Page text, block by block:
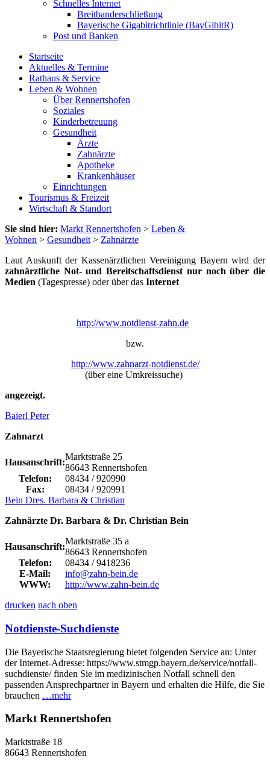
Schnelles Internet
Breitbanderschließung
Bayerische Gigabitrichtlinie (BayGibitR)
Post und Banken
Startseite
Aktuelles & Termine
Rathaus & Service
Leben & Wohnen
Über Rennertshofen
Soziales
Kinderbetreuung
Gesundheit
Ärzte
Zahnärzte
Apotheke
Krankenhäuser
Einrichtungen
Tourismus & Freizeit
Wirtschaft & Standort
Sie sind hier: Markt Rennertshofen > Leben &
Wohnen > Gesundheit > Zahnärzte
Laut Auskunft der Kassenärztlichen Vereinigung Bayern wird der
zahnärztliche Not- und Bereitschaftsdienst nur noch über die
Medien (Tagespresse) oder über das Internet
http://www.notdienst-zahn.de
bzw.
http://www.zahnarzt-notdienst.de/
(über eine Umkreissuche)
angezeigt.
Baierl Peter
Zahnarzt
Hausanschrift:
Marktstraße 25
86643 Rennertshofen
Telefon:
08434 / 920990
Fax:
08434 / 920991
Bein Dres. Barbara & Christian
Zahnärzte Dr. Barbara & Dr. Christian Bein
Hausanschrift:
Marktstraße 35 a
86643 Rennertshofen
Telefon:
08434 / 9418236
E-Mail:
info@zahn-bein.de
WWW:
http://www.zahn-bein.de
drucken nach oben
Notdienste-Suchdienste
Die Bayerische Staatsregierung bietet folgenden Service an: Unter
der Internet-Adresse: https://www.stmgp.bayern.de/service/notfall-
suchdienste/ finden Sie im medizinischen Notfall schnell den
passenden Ansprechpartner in Bayern und erhalten die Hilfe, die Sie
brauchen …mehr
Markt Rennertshofen
Marktstraße 18
86643 Rennertshofen